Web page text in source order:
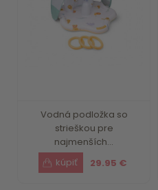
Vodná podložka so
strieškou pre
najmenších...
29.95 €